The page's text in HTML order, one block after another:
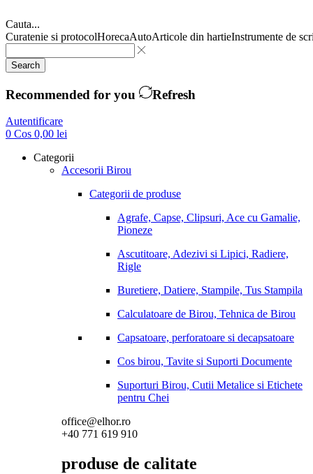
Cauta...
Curatenie si protocolHorecaAutoArticole din hartieInstrumente de
Search
Recommended for you Refresh
Autentificare
0 Cos 0,00 lei
Categorii
Accesorii Birou
Categorii de produse
Agrafe, Capse, Clipsuri, Ace cu Gamalie,
Pioneze
Ascutitoare, Adezivi si Lipici, Radiere,
Rigle
Buretiere, Datiere, Stampile, Tus Stampila
Calculatoare de Birou, Tehnica de Birou
Capsatoare, perforatoare si decapsatoare
Cos birou, Tavite si Suporti Documente
Suporturi Birou, Cutii Metalice si Etichete
pentru Chei
office@elhor.ro
+40 771 619 910
produse de calitate